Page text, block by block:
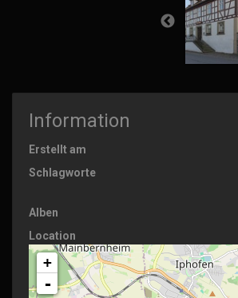
Information
Erstellt am
Schlagworte
Alben
Location
+
-